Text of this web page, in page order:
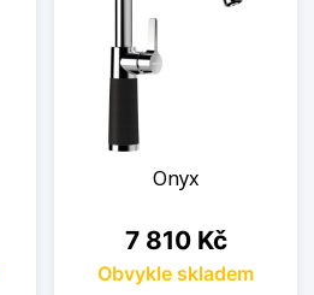
Onyx
Cena
7 810 Kč
Obvykle skladem